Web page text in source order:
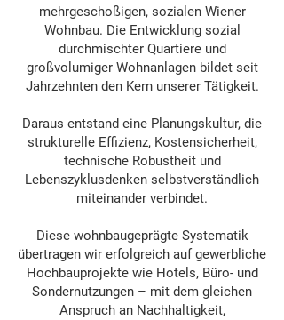
mehrgeschoßigen, sozialen Wiener
Wohnbau. Die Entwicklung sozial
durchmischter Quartiere und
großvolumiger Wohnanlagen bildet seit
Jahrzehnten den Kern unserer Tätigkeit.
Daraus entstand eine Planungskultur, die
strukturelle Effizienz, Kostensicherheit,
technische Robustheit und
Lebenszyklusdenken selbstverständlich
miteinander verbindet.
Diese wohnbaugeprägte Systematik
übertragen wir erfolgreich auf gewerbliche
Hochbauprojekte wie Hotels, Büro- und
Sondernutzungen – mit dem gleichen
Anspruch an Nachhaltigkeit,